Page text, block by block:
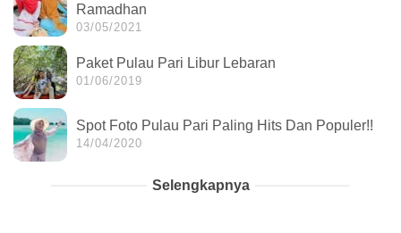
Ramadhan
03/05/2021
Paket Pulau Pari Libur Lebaran
01/06/2019
Spot Foto Pulau Pari Paling Hits Dan Populer!!
14/04/2020
Selengkapnya